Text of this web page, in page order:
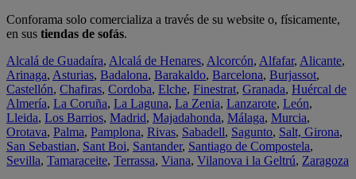
Conforama solo comercializa a través de su website o, físicamente,
en sus tiendas de sofás.
Alcalá de Guadaíra, Alcalá de Henares, Alcorcón, Alfafar, Alicante,
Arinaga, Asturias, Badalona, Barakaldo, Barcelona, Burjassot,
Castellón, Chafiras, Cordoba, Elche, Finestrat, Granada, Huércal de
Almería, La Coruña, La Laguna, La Zenia, Lanzarote, León,
Lleida, Los Barrios, Madrid, Majadahonda, Málaga, Murcia,
Orotava, Palma, Pamplona, Rivas, Sabadell, Sagunto, Salt, Girona,
San Sebastian, Sant Boi, Santander, Santiago de Compostela,
Sevilla, Tamaraceite, Terrassa, Viana, Vilanova i la Geltrú, Zaragoza